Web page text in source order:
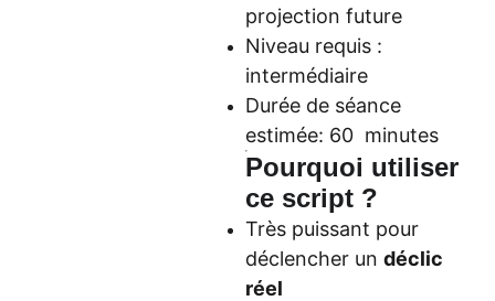
projection future
Niveau requis :
intermédiaire
Durée de séance
estimée: 60 minutes
Pourquoi utiliser
ce script ?
Très puissant pour
déclencher un déclic
réel